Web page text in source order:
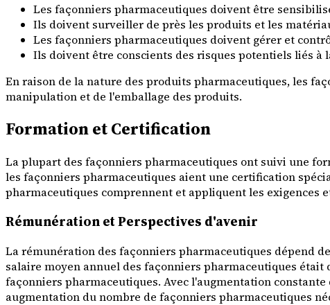
Les façonniers pharmaceutiques doivent être
Ils doivent surveiller de près les produits et les
Les façonniers pharmaceutiques doivent gérer et
Ils doivent être conscients des risques potentiels liés
En raison de la nature des produits pharmaceutiques, les
manipulation et de l'emballage des produits.
Formation et Certification
La plupart des façonniers pharmaceutiques ont suivi une
les façonniers pharmaceutiques aient une certification
pharmaceutiques comprennent et appliquent les exigences
Rémunération et Perspectives d'avenir
La rémunération des façonniers pharmaceutiques dépend
salaire moyen annuel des façonniers pharmaceutiques était
façonniers pharmaceutiques. Avec l'augmentation
augmentation du nombre de façonniers pharmaceutiques